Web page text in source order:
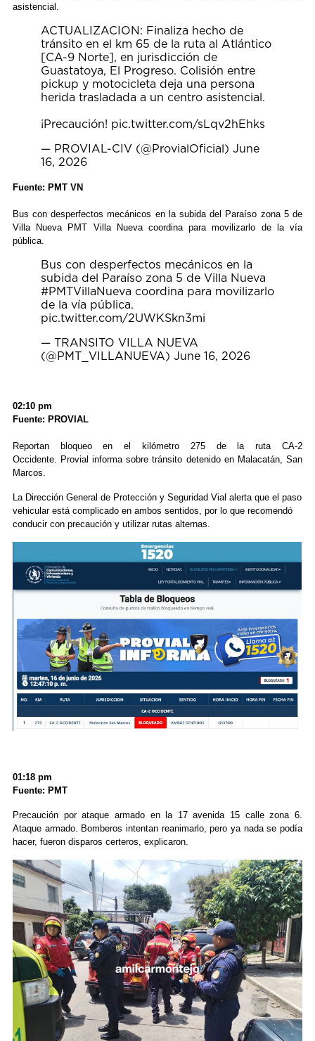
asistencial.
ACTUALIZACION: Finaliza hecho de
tránsito en el km 65 de la ruta al Atlántico
[CA-9 Norte], en jurisdicción de
Guastatoya, El Progreso. Colisión entre
pickup y motocicleta deja una persona
herida trasladada a un centro asistencial.
¡Precaución! pic.twitter.com/sLqv2hEhks
— PROVIAL-CIV (@ProvialOficial) June
16, 2026
Fuente: PMT VN
Bus con desperfectos mecánicos en la subida del Paraíso zona 5 de
Villa Nueva PMT Villa Nueva coordina para movilizarlo de la vía
pública.
Bus con desperfectos mecánicos en la
subida del Paraíso zona 5 de Villa Nueva
#PMTVillaNueva coordina para movilizarlo
de la vía pública.
pic.twitter.com/2UWKSkn3mi
— TRANSITO VILLA NUEVA
(@PMT_VILLANUEVA) June 16, 2026
02:10 pm
Fuente: PROVIAL
Reportan bloqueo en el kilómetro 275 de la ruta CA-2
Occidente.
Provial informa sobre tránsito detenido en Malacatán, San
Marcos.
La Dirección General de Protección y Seguridad Vial alerta que el paso
vehicular está complicado en ambos sentidos, por lo que recomendó
conducir con precaución y utilizar rutas alternas.
01:18 pm
Fuente: PMT
Precaución por ataque armado en la 17 avenida 15 calle zona 6.
Ataque armado. Bomberos intentan reanimarlo, pero ya nada se podía
hacer, fueron disparos certeros, explicaron.